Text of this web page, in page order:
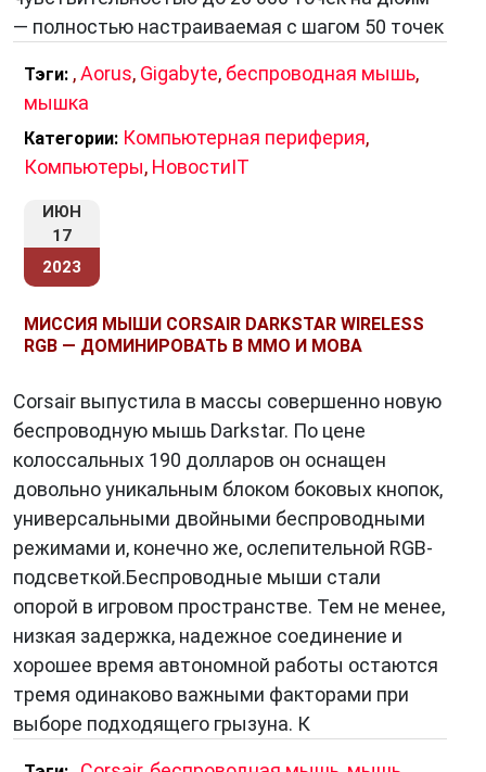
— полностью настраиваемая с шагом 50 точек
Тэги: ,Aorus, Gigabyte, беспроводная мышь,
мышка
Категории: Компьютерная периферия,
Компьютеры, НовостиIT
ИЮН
17
2023
МИССИЯ МЫШИ CORSAIR DARKSTAR WIRELESS
RGB — ДОМИНИРОВАТЬ В MMO И MOBA
Corsair выпустила в массы совершенно новую
беспроводную мышь Darkstar. По цене
колоссальных 190 долларов он оснащен
довольно уникальным блоком боковых кнопок,
универсальными двойными беспроводными
режимами и, конечно же, ослепительной RGB-
подсветкой.Беспроводные мыши стали
опорой в игровом пространстве. Тем не менее,
низкая задержка, надежное соединение и
хорошее время автономной работы остаются
тремя одинаково важными факторами при
выборе подходящего грызуна. К